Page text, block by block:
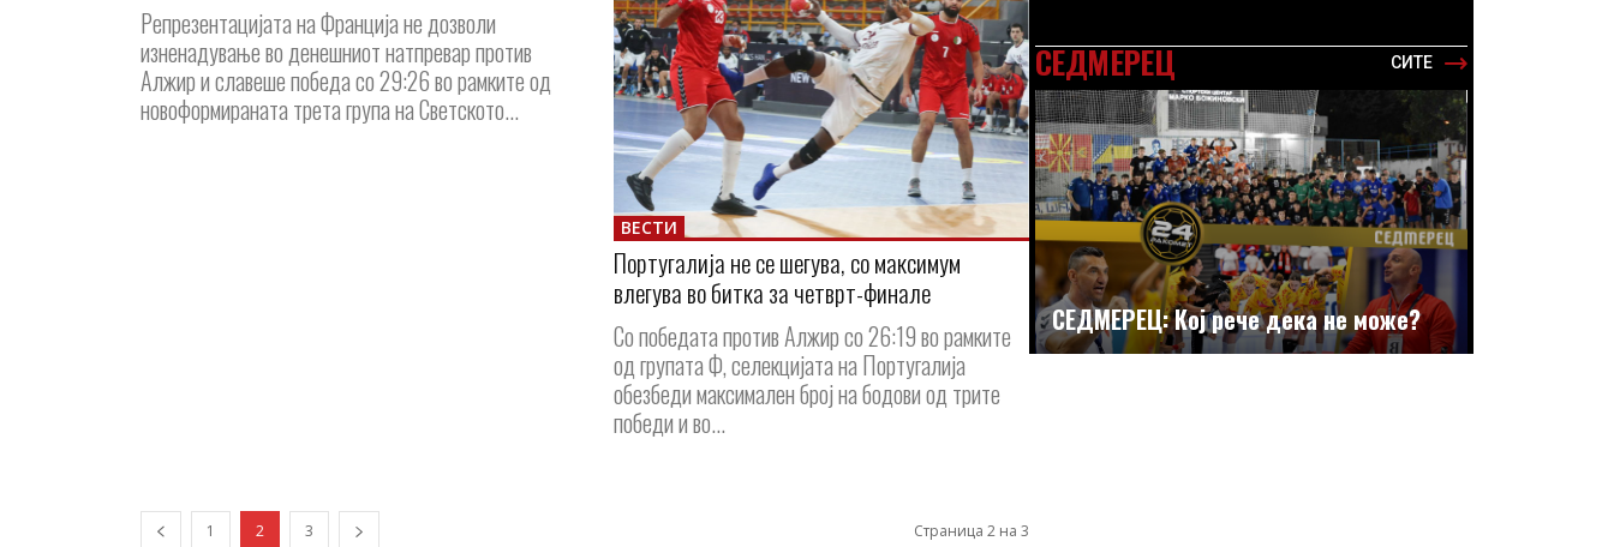
Репрезентацијата на Франција не дозволи
изненадување во денешниот натпревар против
Алжир и славеше победа со 29:26 во рамките од
новоформираната трета група на Светското...
ВЕСТИ
Португалија не се шегува, со максимум
влегува во битка за четврт-финале
Со победата против Алжир со 26:19 во рамките
од групата Ф, селекцијата на Португалија
обезбеди максимален број на бодови од трите
победи и во...
1 2 3 Страница 2 на 3
СЕДМЕРЕЦ СИТЕ
СЕДМЕРЕЦ: Кој рече дека не може?